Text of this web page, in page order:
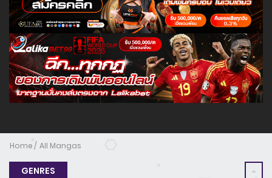
Home All Mangas
GENRES